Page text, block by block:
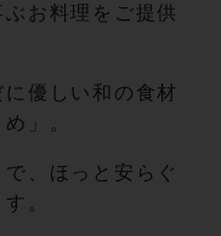
お料理をご提供
優しい和の食材
」。
、ほっと安らぐ
。